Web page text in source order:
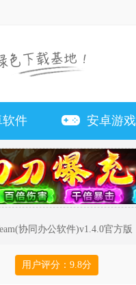
软件 安卓游戏
协同办公软件)v1.4.0官方版
用户评分： 9.8分